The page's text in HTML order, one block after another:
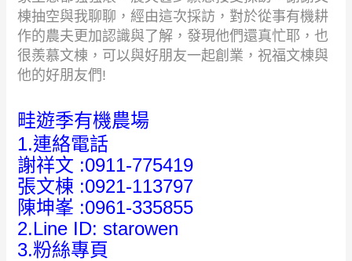
棟抽空與我聊聊，經由這次採訪，對於從事有機耕
作的農夫更加認識與了解，發現他們還真忙耶，也
很羨慕文棟，可以與好朋友一起創業，祝福文棟與
他的好朋友們!
畦遊季有機農場
1.連絡電話
謝祥文 :0911-775419
張文棟 :0921-113797
陳坤峯 :0961-335855
2.Line ID: starowen
3.粉絲專頁